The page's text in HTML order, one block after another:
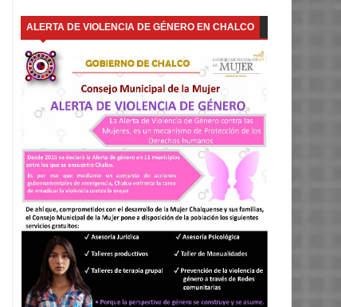
ALERTA DE VIOLENCIA DE GÉNERO EN CHALCO